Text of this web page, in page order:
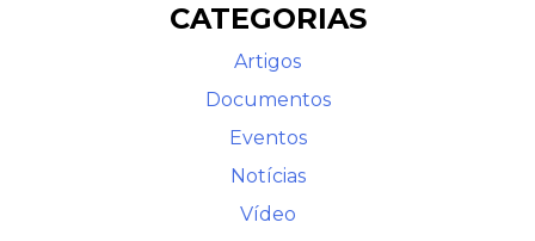
CATEGORIAS
Artigos
Documentos
Eventos
Notícias
Vídeo